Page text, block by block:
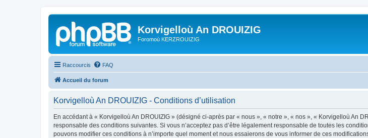
Korvigelloù An DROUIZIG
Foromoù KERZROUIZIG
Raccourcis FAQ
Accueil du forum
Korvigelloù An DROUIZIG - Conditions d’utilisation
En accédant à « Korvigelloù An DROUIZIG » (désigné ci-après par « nous », « notre », « nos », « Korvigelloù An
responsable des conditions suivantes. Si vous n’acceptez pas d’être légalement responsable de toutes les
pouvons modifier ces conditions à n’importe quel moment et nous essaierons de vous informer de ces